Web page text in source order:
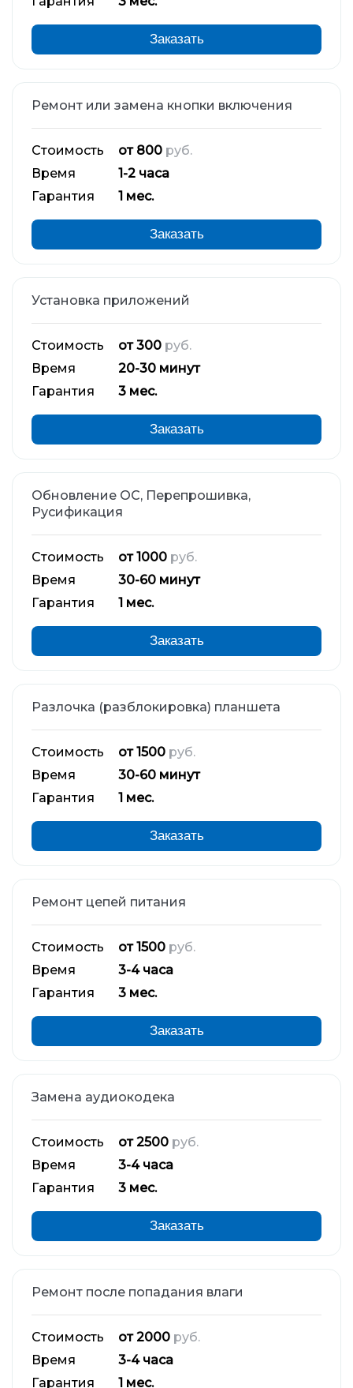
Заказать
Ремонт или замена кнопки включения
Стоимость от 800 руб.
Время
1-2 часа
Гарантия
1 мес.
Заказать
Установка приложений
Стоимость от 300 руб.
Время
20-30 минут
Гарантия
3 мес.
Заказать
Обновление ОС, Перепрошивка,
Русификация
Стоимость от 1000 руб.
Время
30-60 минут
Гарантия
1 мес.
Заказать
Разлочка (разблокировка) планшета
Стоимость от 1500 руб.
Время
30-60 минут
Гарантия
1 мес.
Заказать
Ремонт цепей питания
Стоимость от 1500 руб.
Время
3-4 часа
Гарантия
3 мес.
Заказать
Замена аудиокодека
Стоимость от 2500 руб.
Время
3-4 часа
Гарантия
3 мес.
Заказать
Ремонт после попадания влаги
Стоимость от 2000 руб.
Время
3-4 часа
Гарантия
1 мес.